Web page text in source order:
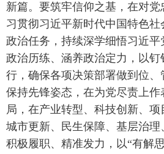
新篇。要筑牢信仰之基，在对
习贯彻习近平新时代中国特色
政治任务，持续深学细悟习近
政治历练、涵养政治定力，以
行，确保各项决策部署做到位
保持先锋姿态，在为党尽责上作
局，在产业转型、科技创新、项
城市更新、民生保障、基层治理
积极履职、精准发力，以“有解